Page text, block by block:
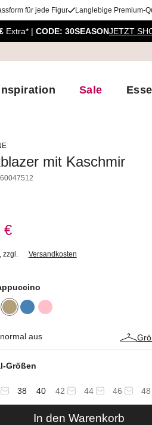
für jede Figur Langlebige Premium-
Extra* | CODE: 30SEASONJETZT
Sale
mit Kaschmir
60047512
€
zzgl. Versandkosten
aus
Größen
38 40 42 44 46 48
In den Warenkorb